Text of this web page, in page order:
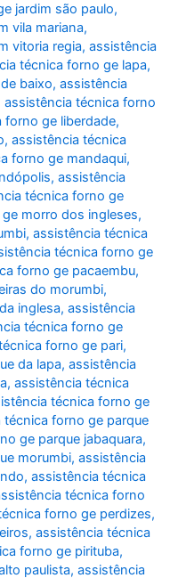
jardim são paulo,
vila mariana,
vitoria regia,assistência
técnica forno ge lapa,
baixo,assistência
assistência técnica forno
forno ge liberdade,
,assistência técnica
forno ge mandaqui,
,assistência
técnica forno ge
morro dos ingleses,
,assistência técnica
técnica forno ge
forno ge pacaembu,
do morumbi,
inglesa,assistência
técnica forno ge
forno ge pari,
da lapa,assistência
,assistência técnica
técnica forno ge
técnica forno ge parque
ge parque jabaquara,
morumbi,assistência
,assistência técnica
técnica forno
forno ge perdizes,
,assistência técnica
forno ge pirituba,
paulista,assistência